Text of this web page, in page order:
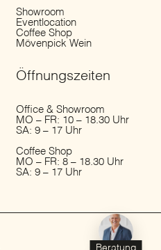
Showroom
Eventlocation
Coffee Shop
Mövenpick Wein
Öffnungs­zeiten
Office & Showroom
MO – FR: 10 – 18.30 Uhr
SA: 9 – 17 Uhr
Coffee Shop
MO – FR: 8 – 18.30 Uhr
SA: 9 – 17 Uhr
Beratung